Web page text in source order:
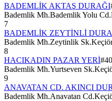
BADEMLİK AKTAŞ DURAĞI
Bademlik Mh.Bademlik Yolu
7
BADEMLİK ZEYTİNLİ
Bademlik Mh.Zeytinlik
8
HACIKADIN PAZAR YERİ#
Bademlik Mh.Yurtseven
9
ANAVATAN CD. AKINCI
Bademlik Mh.Anavatan